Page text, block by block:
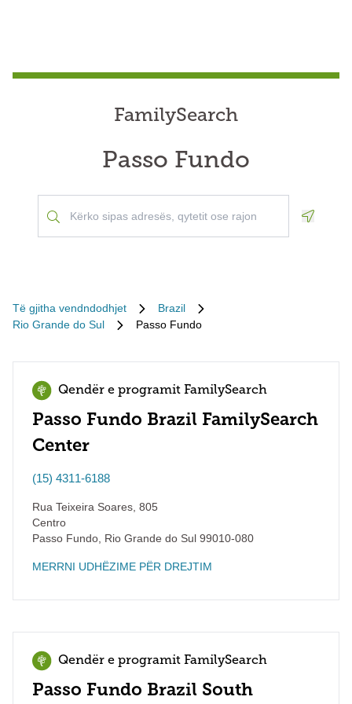
FamilySearch
Passo Fundo
Të gjitha vendndodhjet
Brazil
Rio Grande do Sul
Passo Fundo
Qendër e programit FamilySearch
Passo Fundo Brazil FamilySearch
Center
(15) 4311-6188
Rua Teixeira Soares, 805
Centro
Passo Fundo Rio Grande do Sul 99010-080
MERRNI UDHËZIME PËR DREJTIM
Qendër e programit FamilySearch
Passo Fundo Brazil South